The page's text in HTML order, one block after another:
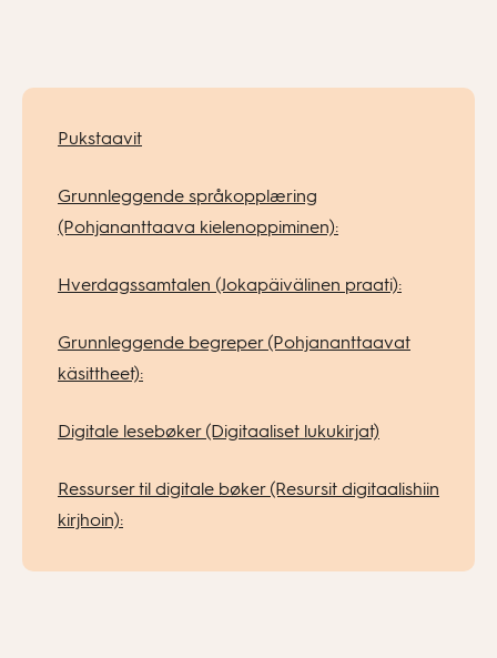
Pukstaavit
Grunnleggende språkopplæring
(Pohjananttaava kielenoppiminen):
Hverdagssamtalen (Jokapäivälinen praati):
Grunnleggende begreper (Pohjananttaavat
käsittheet):
Digitale lesebøker (Digitaaliset lukukirjat)
Ressurser til digitale bøker (Resursit digitaalishiin
kirjhoin):